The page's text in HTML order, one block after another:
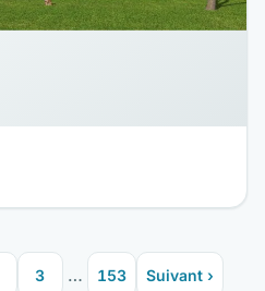
3 … 153 Suivant ›